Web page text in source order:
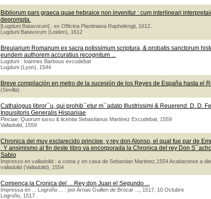
Bibliorum pars graeca quae hebraice non invenitur : cum interlineari
deprompta.
[Lugduni Batavorum] : ex Officina Plantiniana Raphelengii, 1612.
Lugduni Batavorum (Leiden), 1612
Breuiarium Romanum ex sacra potissimum scriptura, & probatis sanctorum
eundem authorem accuratius recognitum ...
Lugduni : Ioannes Barbous excudebat
Lugduni (Lyon), 1544
Breve compilación en metro de la sucesión de los Reyes de España hasta el
(Sevilla)
Cathalogus libror¯u, qui prohib¯etur m¯adato Illustrissimi & Reuerend. D. D.
Inquisitoris Generalis Hispaniae
Pinciae: Quorum iussu & licentia Sebastianus Martinez Excudebat, 1559
Valladolid, 1559
Chronica del muy esclarecido principe, y rey don Alonso, el qual fue par de
. Y ansimismo al fin deste libro va encorporada la Chronica del rey Don
Sabio
Impresso en valladolid : a costa y en casa de Sebastian Martinez,1554 Acabaronse a
valladolid (Valladolid), 1554
Comiença la Cronica del ... Rey don Juan el Segundo ...
Impressa en ... Logroño ... : por Arnao Guillen de Brocar ..., 1517, 10 Octubre
Logroño, 1517